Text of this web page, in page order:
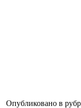
Опубликовано в